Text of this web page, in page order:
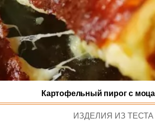
Картофельный пирог с
POSTED
ИЗДЕЛИЯ ИЗ ТЕСТА